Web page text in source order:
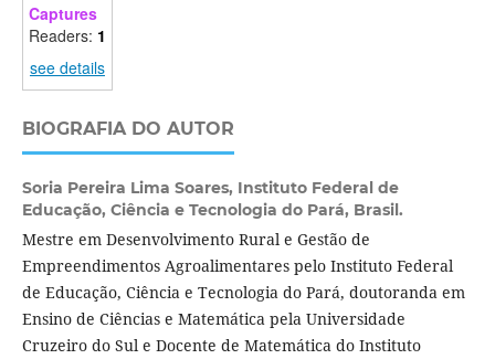
Captures
Readers: 1
see details
BIOGRAFIA DO AUTOR
Soria Pereira Lima Soares, Instituto Federal de
Educação, Ciência e Tecnologia do Pará, Brasil.
Mestre em Desenvolvimento Rural e Gestão de
Empreendimentos Agroalimentares pelo Instituto Federal
de Educação, Ciência e Tecnologia do Pará, doutoranda em
Ensino de Ciências e Matemática pela Universidade
Cruzeiro do Sul e Docente de Matemática do Instituto